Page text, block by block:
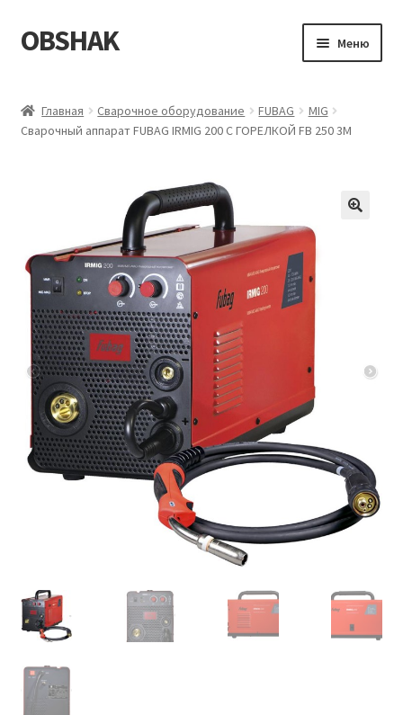
Перейти
к
Перейти
к
OBSHAK Меню
Категории
Мой аккаунт
Оформление заказа
Пример страницы
Главная Сварочное оборудование FUBAG
MIG
Сварочный аппарат FUBAG IRMIG 200 С ГОРЕЛКОЙ FB 250 3М